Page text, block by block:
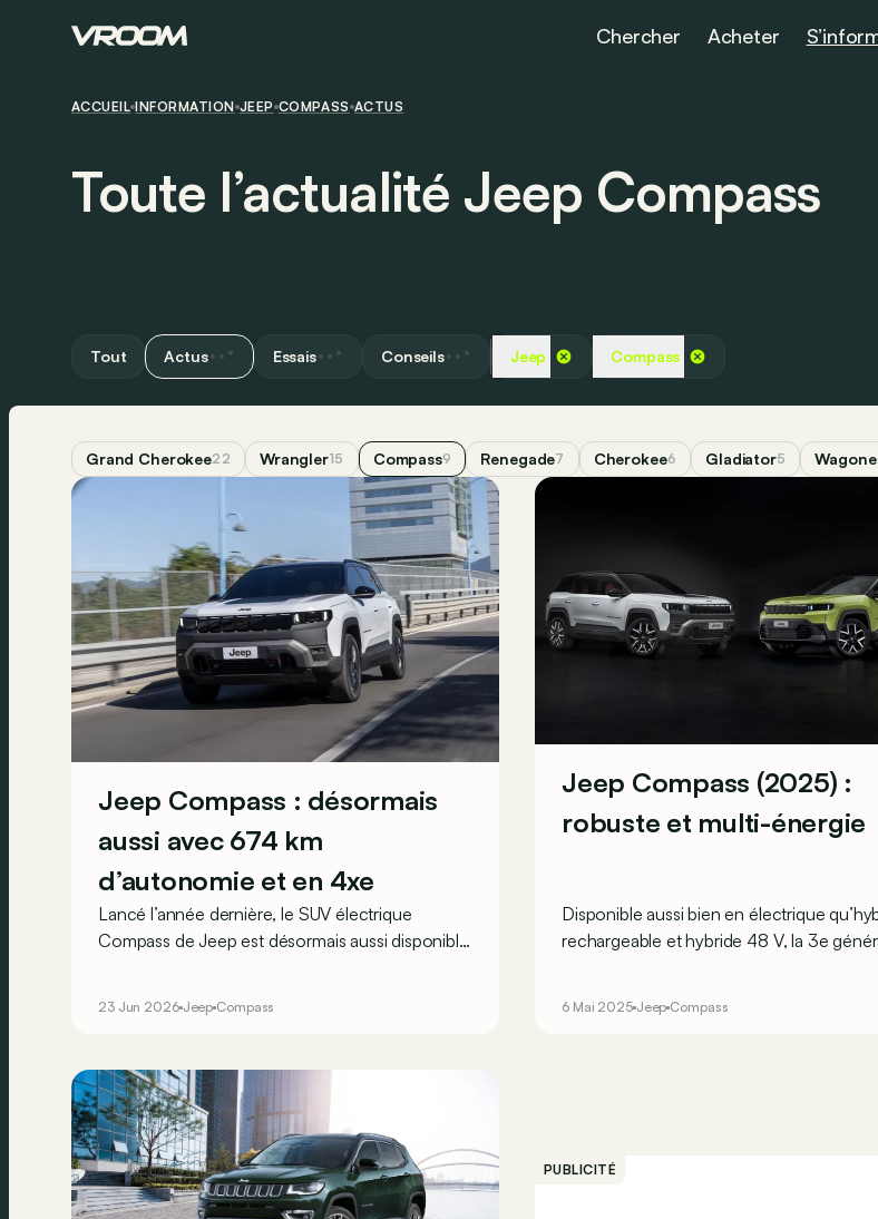
Chercher Acheter
ACCUEIL INFORMATION JEEP COMPASS ACTUS
Toute l’actualité Jeep Compass
Tout Actus Essais Conseils Jeep Compass
Grand Cherokee22 Wrangler15 Compass9 Renegade7 Cherokee6 Gladiator5
Jeep Compass : désormais
aussi avec 674 km
d’autonomie et en 4xe
Lancé l’année dernière, le SUV électrique
Compass de Jeep est désormais aussi disponible
23 Jun 2026 Jeep Compass
Jeep Compass (2025) :
robuste et multi-énergie
Disponible aussi bien en électrique
rechargeable et hybride 48 V, la 3e
6 Mai 2025 Jeep Compass
PUBLICITÉ